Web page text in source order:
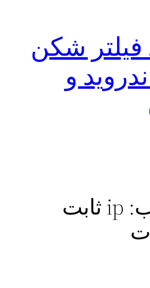
فیلتر شکن
و
ip ثابت